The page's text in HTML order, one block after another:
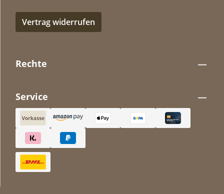
Vertrag widerrufen
Rechte
Service